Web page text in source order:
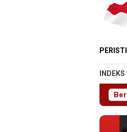
Apresiasi Penuh untuk Kemajuan